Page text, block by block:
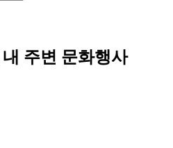
주변 문화행사